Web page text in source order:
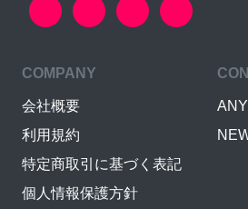
COMPANY
会社概要
利用規約
特定商取引に基づく表記
個人情報保護方針